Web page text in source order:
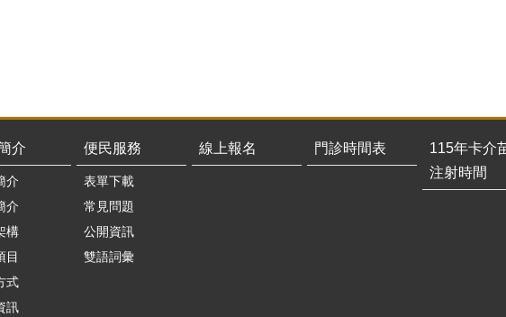
介
介
介
構
目
式
訊
便民服務
表單下載
常見問題
公開資訊
雙語詞彙
線上報名 門診時間表
115年卡介
注射時間